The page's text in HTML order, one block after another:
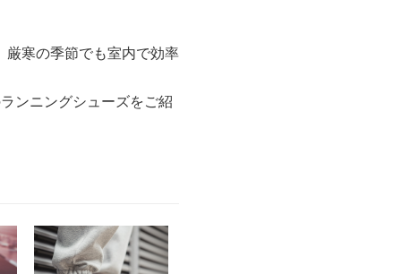
寒の季節でも室内で効率
ンニングシューズをご紹